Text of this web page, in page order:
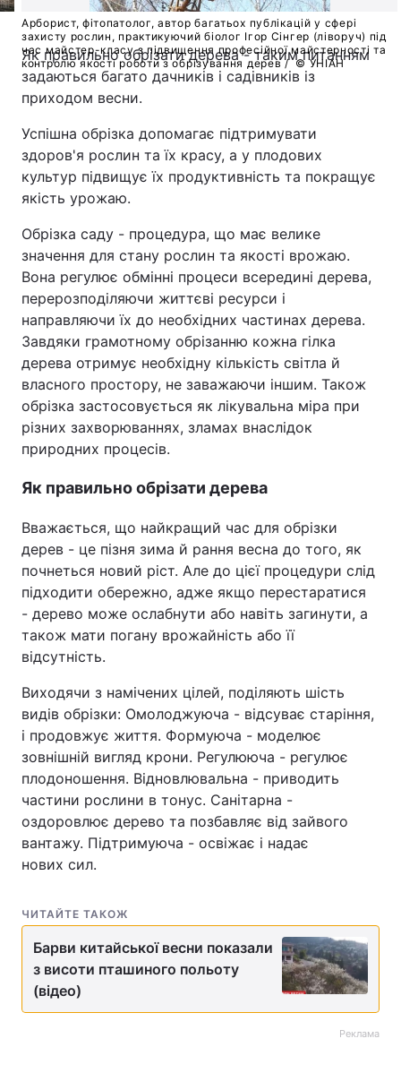
Арборист, фітопатолог, автор багатьох публікацій у сфері
захисту рослин, практикуючий біолог Ігор Сінгер (ліворуч) під
час майстер-класу з підвищення професійної майстерності та
контролю якості роботи з обрізування дерев /© УНІАН
Як правильно обрізати дерева - таким питанням
задаються багато дачників і садівників із
приходом весни.
Успішна обрізка допомагає підтримувати
здоров'я рослин та їх красу, а у плодових
культур підвищує їх продуктивність та покращує
якість урожаю.
Обрізка саду - процедура, що має велике
значення для стану рослин та якості врожаю.
Вона регулює обмінні процеси всередині дерева,
перерозподіляючи життєві ресурси і
направляючи їх до необхідних частинах дерева.
Завдяки грамотному обрізанню кожна гілка
дерева отримує необхідну кількість світла й
власного простору, не заважаючи іншим. Також
обрізка застосовується як лікувальна міра при
різних захворюваннях, зламах внаслідок
природних процесів.
Як правильно обрізати дерева
Вважається, що найкращий час для обрізки
дерев - це пізня зима й рання весна до того, як
почнеться новий ріст. Але до цієї процедури слід
підходити обережно, адже якщо перестаратися
- дерево може ослабнути або навіть загинути, а
також мати погану врожайність або її
відсутність.
Виходячи з намічених цілей, поділяють шість
видів обрізки: Омолоджуюча - відсуває старіння,
і продовжує життя. Формуюча - моделює
зовнішній вигляд крони. Регулююча - регулює
плодоношення. Відновлювальна - приводить
частини рослини в тонус. Санітарна -
оздоровлює дерево та позбавляє від зайвого
вантажу. Підтримуюча - освіжає і надає
нових сил.
ЧИТАЙТЕ ТАКОЖ
Барви китайської весни показали
з висоти пташиного польоту
(відео)
Реклама